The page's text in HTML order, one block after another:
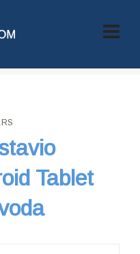
PREDSTAVIO
LINIJU PROIZVODA
Tablet